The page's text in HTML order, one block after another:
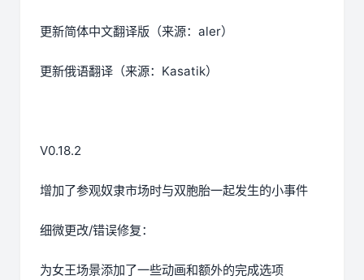
更新简体中文翻译版（来源：aler）
更新俄语翻译（来源：Kasatik）
V0.18.2
增加了参观奴隶市场时与双胞胎一起发生的小事件
细微更改/错误修复：
为女王场景添加了一些动画和额外的完成选项